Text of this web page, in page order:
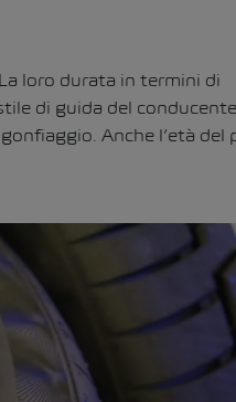
loro durata in termini di
di guida del
Anche l’età del